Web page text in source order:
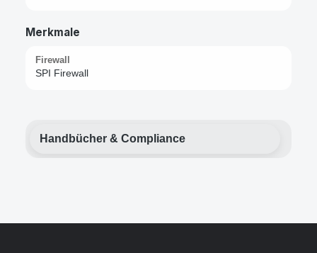
Merkmale
Firewall
SPI Firewall
Handbücher & Compliance